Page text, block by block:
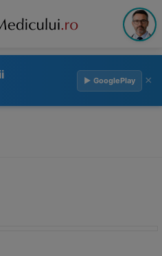
▶ GooglePlay ×